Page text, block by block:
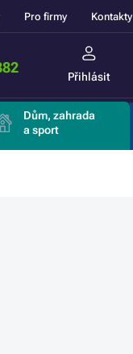
Pro firmy Kontakty
Přihlásit
Dům, zahrada
a sport